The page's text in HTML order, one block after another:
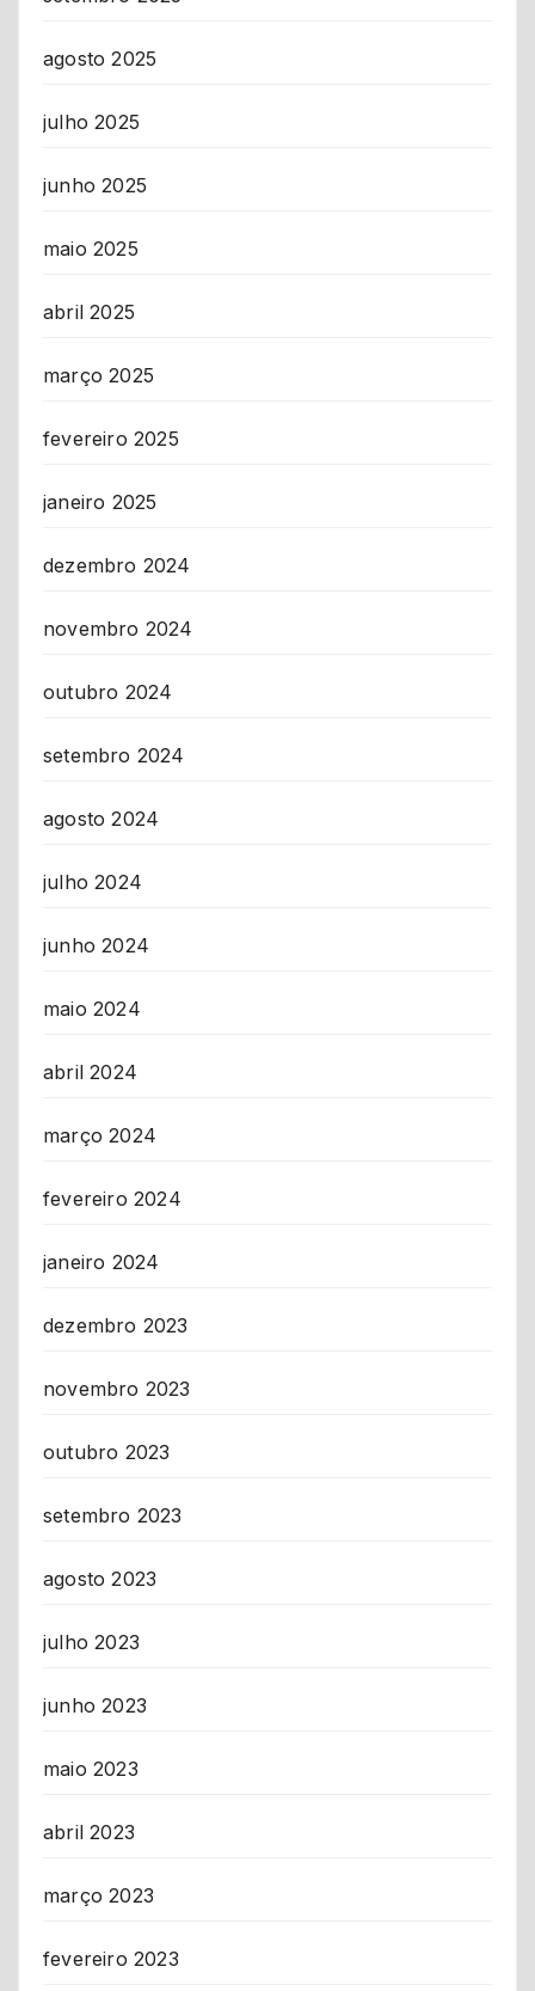
agosto 2025
julho 2025
junho 2025
maio 2025
abril 2025
março 2025
fevereiro 2025
janeiro 2025
dezembro 2024
novembro 2024
outubro 2024
setembro 2024
agosto 2024
julho 2024
junho 2024
maio 2024
abril 2024
março 2024
fevereiro 2024
janeiro 2024
dezembro 2023
novembro 2023
outubro 2023
setembro 2023
agosto 2023
julho 2023
junho 2023
maio 2023
abril 2023
março 2023
fevereiro 2023